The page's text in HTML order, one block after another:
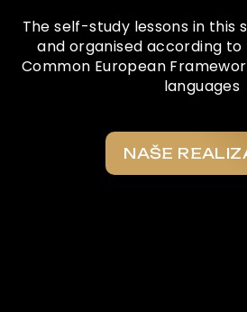
The self-study lessons in this
and organised according
Common European
languages
NAŠE